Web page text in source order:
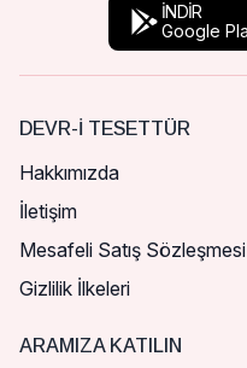
İNDİR
Google
DEVR-I TESETTÜR
Hakkımızda
İletişim
Mesafeli Satış Sözleşmesi
Gizlilik İlkeleri
ARAMIZA KATILIN